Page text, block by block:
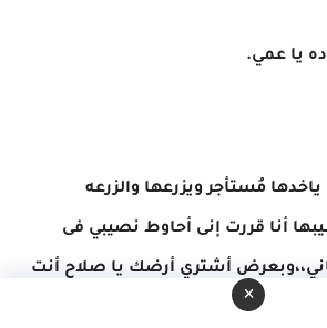
ده يا عمي.
مُستأجر ويزرعها والزرعه
أنا قررت إنى أحاوط نصيبي فى
أشتري أرضك يا صلاح أنت
×